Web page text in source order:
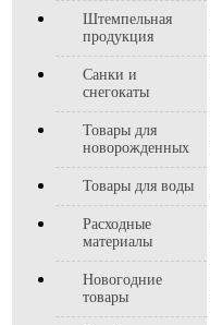
Штемпельная
продукция
Санки и
снегокаты
Товары для
новорожденных
Товары для воды
Расходные
материалы
Новогодние
товары